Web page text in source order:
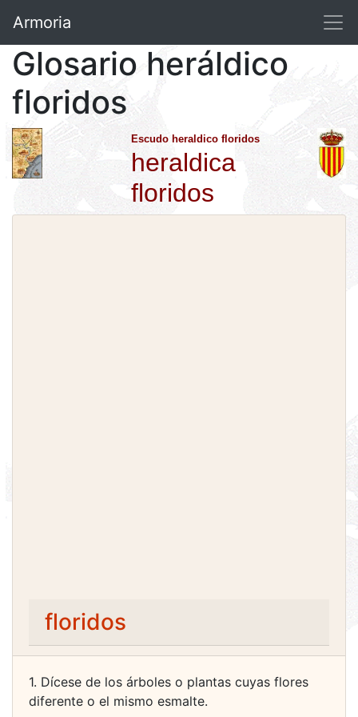
Armoria
Glosario heráldico
floridos
Escudo heraldico floridos
heraldica
floridos
floridos
1. Dícese de los árboles o plantas cuyas flores
diferente o el mismo esmalte.